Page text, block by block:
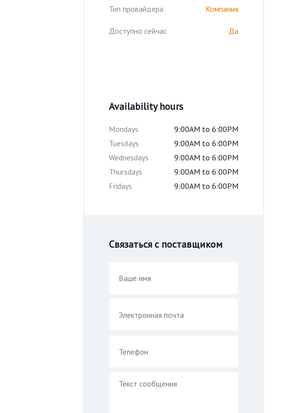
Тип провайдера Компания
Доступно сейчас Да
Availability hours
Mondays
9:00AM to 6:00PM
Tuesdays
9:00AM to 6:00PM
Wednesdays
9:00AM to 6:00PM
Thursdays
9:00AM to 6:00PM
Fridays
9:00AM to 6:00PM
Связаться с поставщиком